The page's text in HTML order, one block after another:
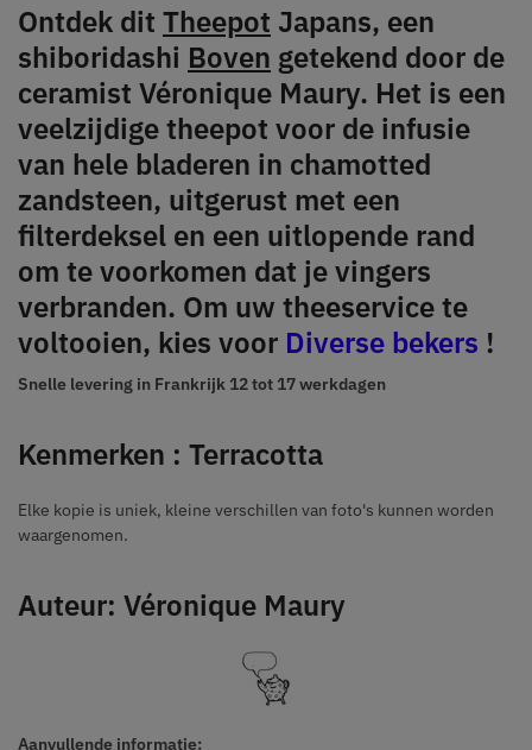
Ontdek dit Theepot Japans, een
shiboridashi Boven getekend door de
ceramist Véronique Maury. Het is een
veelzijdige theepot voor de infusie
van hele bladeren in chamotted
zandsteen, uitgerust met een
filterdeksel en een uitlopende rand
om te voorkomen dat je vingers
verbranden. Om uw theeservice te
voltooien, kies voor Diverse bekers !
Snelle levering in Frankrijk 12 tot 17 werkdagen
Kenmerken : Terracotta
Elke kopie is uniek, kleine verschillen van foto's kunnen worden
waargenomen.
Auteur: Véronique Maury
Aanvullende informatie: